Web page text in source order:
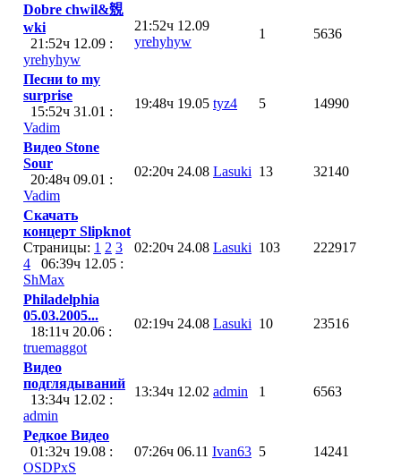
Dobre chwil&覫
wki
21:52ч 12.09 :
yrehyhyw
21:52ч 12.09
yrehyhyw
1 5636
Песни to my
surprise
15:52ч 31.01 :
Vadim
19:48ч 19.05 tyz4 5 14990
Видео Stone
Sour
20:48ч 09.01 :
Vadim
02:20ч 24.08 Lasuki 13 32140
Скачать
концерт Slipknot
Страницы: 1 2 3
4 06:39ч 12.05 :
ShMax
02:20ч 24.08 Lasuki 103 222917
Philadelphia
05.03.2005...
18:11ч 20.06 :
truemaggot
02:19ч 24.08 Lasuki 10 23516
Видео
подглядываний
13:34ч 12.02 :
admin
13:34ч 12.02 admin 1 6563
Редкое Видео
01:32ч 19.08 :
OSDPxS
07:26ч 06.11 Ivan63 5 14241